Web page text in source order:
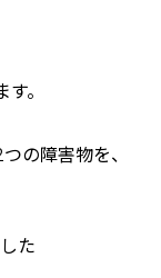
。
の障害物を、
た